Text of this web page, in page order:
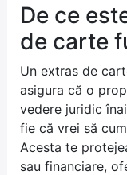
De ce
de carte
Un extras de
asigura că o
vedere juridic
fie că vrei să
Acesta te
sau financiare,